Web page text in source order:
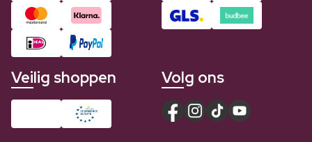
Veilig shoppen Volg ons